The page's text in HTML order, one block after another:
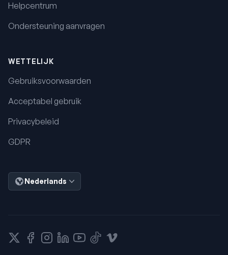
Helpcentrum
Ondersteuning aanvragen
WETTELIJK
Gebruiksvoorwaarden
Acceptabel gebruik
Privacybeleid
GDPR
Nederlands
X Facebook
Instagram
LinkedInYouTubeTiktokVimeo